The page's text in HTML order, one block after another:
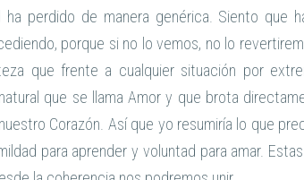
ha perdido de manera genérica. Siento que
porque si no lo vemos, no lo
que frente a cualquier situación por
que se llama Amor y que brota
Corazón. Así que yo resumiría lo que
para aprender y voluntad para amar.